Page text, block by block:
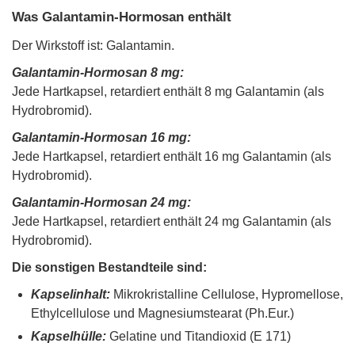
Was Galantamin-Hormosan enthält
Der Wirkstoff ist: Galantamin.
Galantamin-Hormosan 8 mg:
Jede Hartkapsel, retardiert enthält 8 mg Galantamin (als
Hydrobromid).
Galantamin-Hormosan 16 mg:
Jede Hartkapsel, retardiert enthält 16 mg Galantamin (als
Hydrobromid).
Galantamin-Hormosan 24 mg:
Jede Hartkapsel, retardiert enthält 24 mg Galantamin (als
Hydrobromid).
Die sonstigen Bestandteile sind:
Kapselinhalt: Mikrokristalline Cellulose, Hypromellose,
Ethylcellulose und Magnesiumstearat (Ph.Eur.)
Kapselhülle: Gelatine und Titandioxid (E 171)